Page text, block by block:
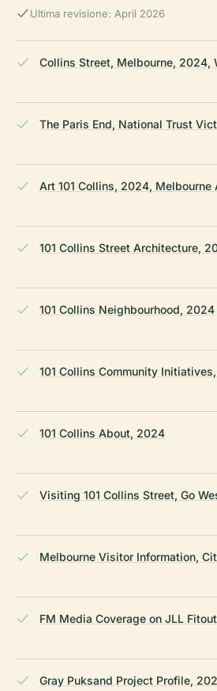
Ultima revisione: April 2026
Collins Street, Melbourne, 2024,
The Paris End, National Trust
Art 101 Collins, 2024, Melbourne
101 Collins Street Architecture,
101 Collins Neighbourhood, 2024
101 Collins Community
101 Collins About, 2024
Visiting 101 Collins Street, Go
Melbourne Visitor Information,
FM Media Coverage on JLL
Gray Puksand Project Profile,